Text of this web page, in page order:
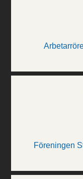
Föreningen